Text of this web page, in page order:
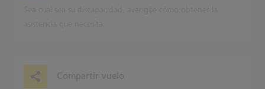
Compartir vuelo